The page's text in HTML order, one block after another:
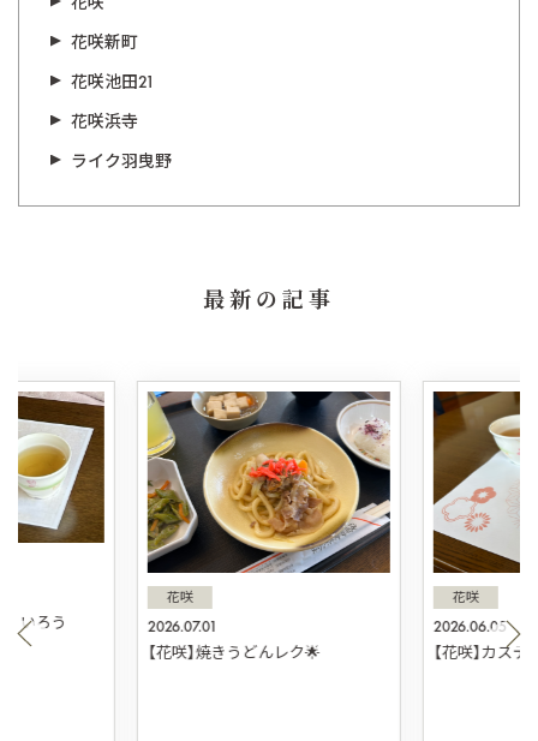
花咲新町
花咲池田21
花咲浜寺
ライク羽曳野
最新の記事
ういろう 2026.07.01
花咲
【花咲】焼きうどんレク🌟
2026.06.05
花咲
【花咲】カス